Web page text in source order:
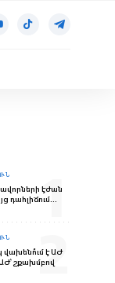
էժան
դահլիճում
է ԱԺ
շքախմբով